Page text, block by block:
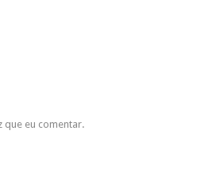
que eu comentar.